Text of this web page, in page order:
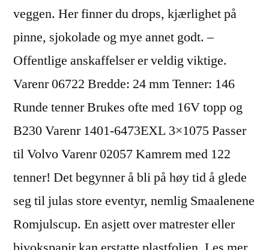
veggen. Her finner du drops, kjærlighet på
pinne, sjokolade og mye annet godt. –
Offentlige anskaffelser er veldig viktige.
Varenr 06722 Bredde: 24 mm Tenner: 146
Runde tenner Brukes ofte med 16V topp og
B230 Varenr 1401-6473EXL 3×1075 Passer
til Volvo Varenr 02057 Kamrem med 122
tenner! Det begynner å bli på høy tid å glede
seg til julas store eventyr, nemlig Smaalenene
Romjulscup. En asjett over matrester eller